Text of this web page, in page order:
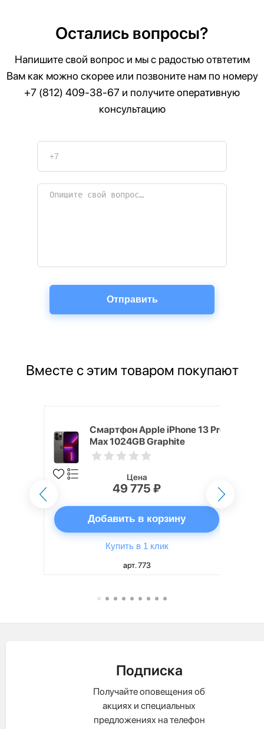
Остались вопросы?
Напишите свой вопрос и мы с радостью отвтетим
Вам как можно скорее или позвоните нам по номеру
+7 (812) 409-38-67 и получите оперативную
консультацию
Вместе с этим товаром покупают
Смартфон Apple iPhone 13 Pro
Max 1024GB Graphite
Цена
49 775 ₽
Добавить в корзину
Купить в 1 клик
арт. 773
Подписка
Получайте оповещения об
акциях и специальных
предложениях на телефон